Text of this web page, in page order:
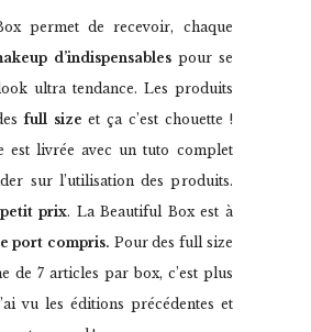
permet de recevoir, chaque
d’indispensablespour se
ultra tendance. Les produits
full size et ça c’est chouette !
est livrée avec un tuto complet
sur l’utilisation des produits.
prix. La Beautiful Box est à
port compris. Pour des full size
de 7 articles par box, c’est plus
vu les éditions précédentes et